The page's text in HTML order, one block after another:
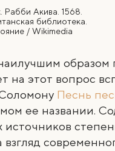
Рабби Акива. 1568.
библиотека.
/ Wikimedia
образом
на этот вопрос
Песнь
ее названии.
источников